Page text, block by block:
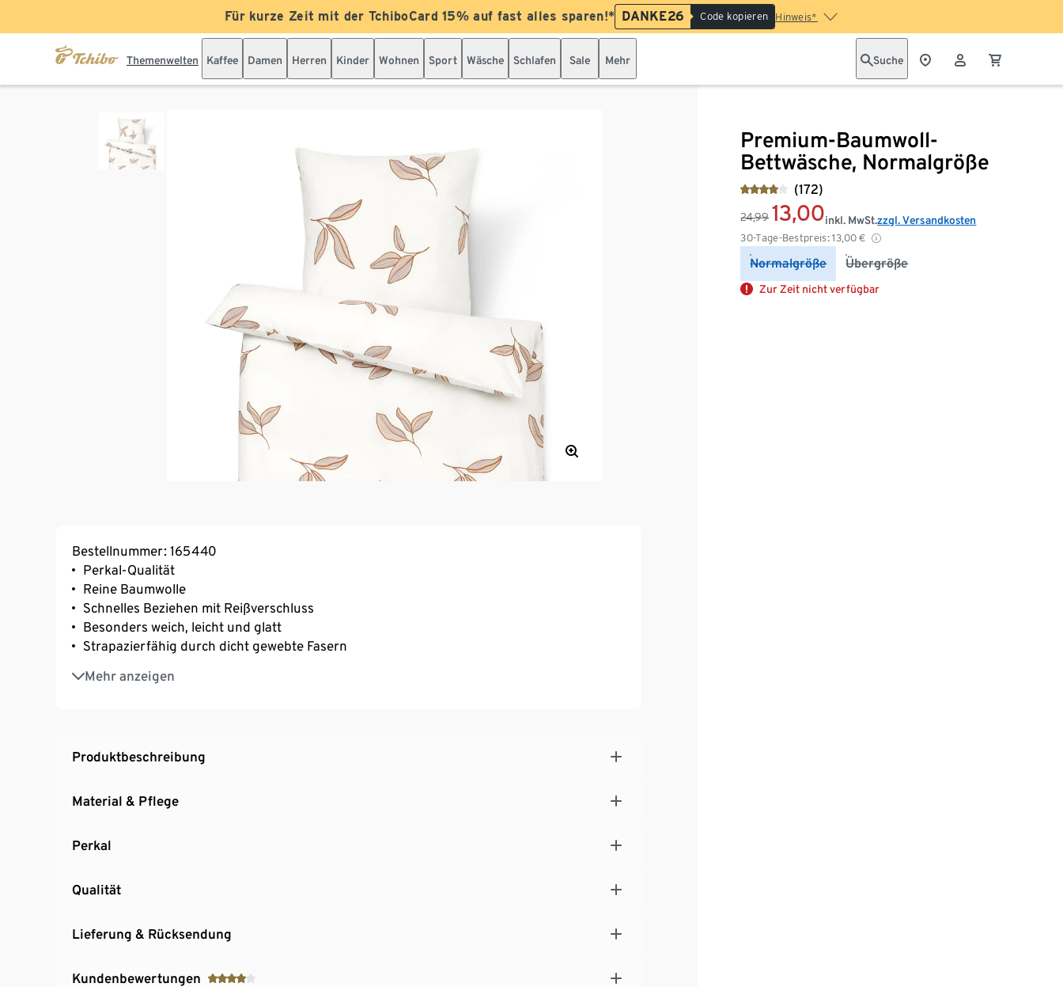
Für kurze Zeit mit der TchiboCard 15% auf fast alles sparen!* DANKE26 Code kopieren Hinweis*
Themenwelten Kaffee Damen Herren Kinder Wohnen Sport Wäsche Schlafen Sale Mehr Suche
Premium-Baumwoll-
Bettwäsche, Normalgröße
(172)
24,99 13,00
30-Tage-Bestpreis: 13,00 €
inkl. MwSt.zzgl. Versandkosten
Normalgröße Übergröße
Zur Zeit nicht verfügbar
Bestellnummer: 165440
Perkal-Qualität
Reine Baumwolle
Schnelles Beziehen mit Reißverschluss
Besonders weich, leicht und glatt
Strapazierfähig durch dicht gewebte Fasern
Mehr anzeigen
Temperaturausgleichend und saugfähig
Waschbar bei 60 °C – allergikerfreundlich
Produktbeschreibung
Material & Pflege
Perkal
Qualität
Lieferung & Rücksendung
Kundenbewertungen